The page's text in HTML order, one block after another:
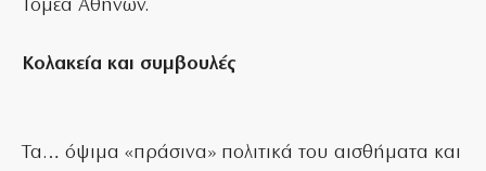
Τομέα Αθηνών.
Κολακεία και συμβουλές
Τα… όψιμα «πράσινα» πολιτικά του αισθήματα και